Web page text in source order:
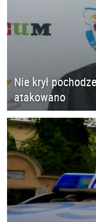
Nie krył
atakowano